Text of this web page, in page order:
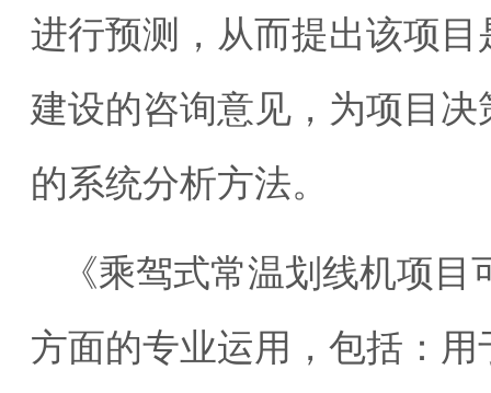
进行预测，从而提出该项
建设的咨询意见，为项目
的系统分析方法。
《乘驾式常温划线机项
方面的专业运用，包括：